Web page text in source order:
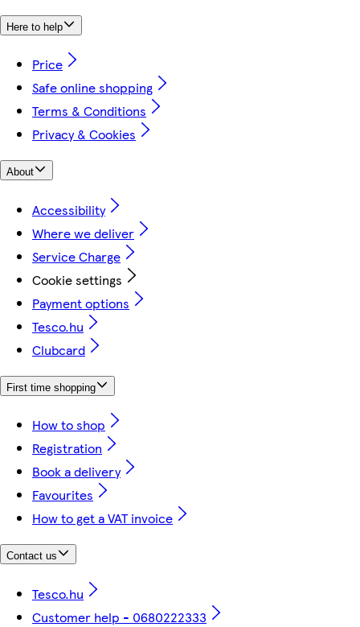
Here to help
Price
Safe online shopping
Terms & Conditions
Privacy & Cookies
About
Accessibility
Where we deliver
Service Charge
Cookie settings
Payment options
Tesco.hu
Clubcard
First time shopping
How to shop
Registration
Book a delivery
Favourites
How to get a VAT invoice
Contact us
Tesco.hu
Customer help - 0680222333